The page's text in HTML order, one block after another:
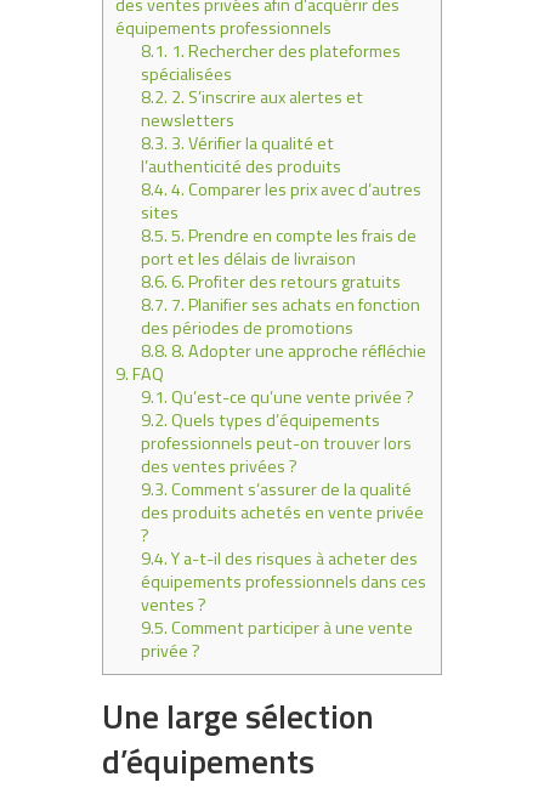
équipements professionnels
8.1. 1. Rechercher des plateformes
spécialisées
8.2. 2. S’inscrire aux alertes et
newsletters
8.3. 3. Vérifier la qualité et
l’authenticité des produits
8.4.4. Comparer les prix avec d’autres
sites
8.5.5. Prendre en compte les frais de
port et les délais de livraison
8.6.6. Profiter des retours gratuits
8.7. 7. Planifier ses achats en fonction
des périodes de promotions
8.8. 8. Adopter une approche réfléchie
9.FAQ
9.1.Qu’est-ce qu’une vente privée ?
9.2.Quels types d’équipements
professionnels peut-on trouver lors
des ventes privées ?
9.3.Comment s’assurer de la qualité
des produits achetés en vente privée
?
9.4.Y a-t-il des risques à acheter des
équipements professionnels dans ces
ventes ?
9.5.Comment participer à une vente
privée ?
Une large sélection
d’équipements